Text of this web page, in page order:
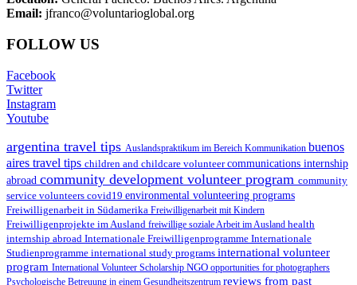
Email: jfranco@voluntarioglobal.org
FOLLOW US
Facebook
Twitter
Instagram
Youtube
argentina travel tips Auslandspraktikum im Bereich Kommunikation buenos
aires travel tips children and childcare volunteercommunications internship
abroad community development volunteer program community
service volunteers covid19 environmental volunteering programs
Freiwilligenarbeit in Südamerika Freiwilligenarbeit mit Kindern
Freiwilligenprojekte im Ausland freiwillige soziale Arbeit im Ausland health
internship abroad Internationale Freiwilligenprogramme Internationale
Studienprogramme international study programs international volunteer
program International Volunteer Scholarship NGO opportunities for photographers
Psychologische Betreuung in einem Gesundheitszentrum reviews from past